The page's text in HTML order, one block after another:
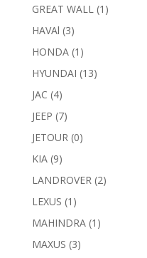
GREAT WALL (1)
HAVAl (3)
HONDA (1)
HYUNDAI (13)
JAC (4)
JEEP (7)
JETOUR (0)
KIA (9)
LANDROVER (2)
LEXUS (1)
MAHINDRA (1)
MAXUS (3)